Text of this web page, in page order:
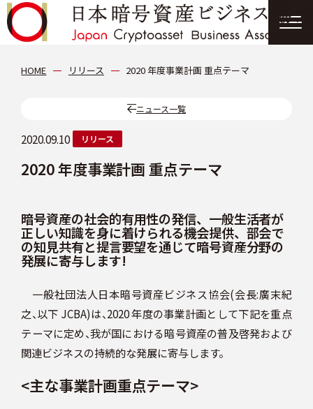
協会について
提言・報告書
スケジュール
HOME リリース 2020 年度事業計画 重点テーマ
ニュース一覧
2020.09.10 リリース
2020 年度事業計画 重点テーマ
暗号資産の社会的有用性の発信、一般生活者が
正しい知識を身に着けられる機会提供、部会で
の知見共有と提言要望を通じて暗号資産分野の
発展に寄与します!
一般社団法人日本暗号資産ビジネス協会(会長:廣末紀
之、以下 JCBA)は、2020 年度の事業計画として下記を重点
テーマに定め、我が国における暗号資産の普及啓発および
関連ビジネスの持続的な発展に寄与します。
<主な事業計画重点テーマ>